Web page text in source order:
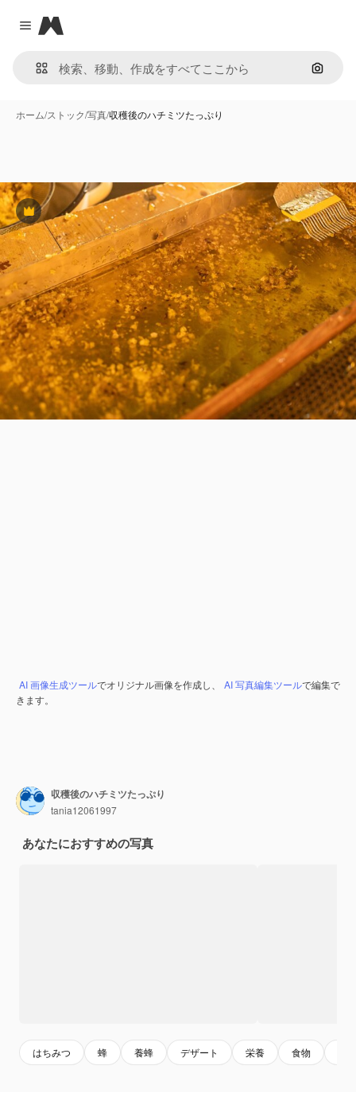
Close menu
Magnific
画像で
ホーム/ストック/写真/収穫後のハチミツたっぷり
Premium
AI 画像生成ツールでオリジナル画像を作成し、 AI 写真編集ツールで編集で
きます。
収穫後のハチミツたっぷり
tania12061997
あなたにおすすめの写真
はちみつ 蜂 養蜂 デザート 栄養 食物